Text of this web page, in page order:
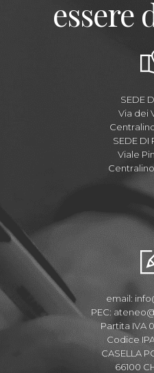
essere
SEDE
Via dei
SEDE DI
Viale
email:
PEC:
Partita IVA
Codice
CASELLA
66100